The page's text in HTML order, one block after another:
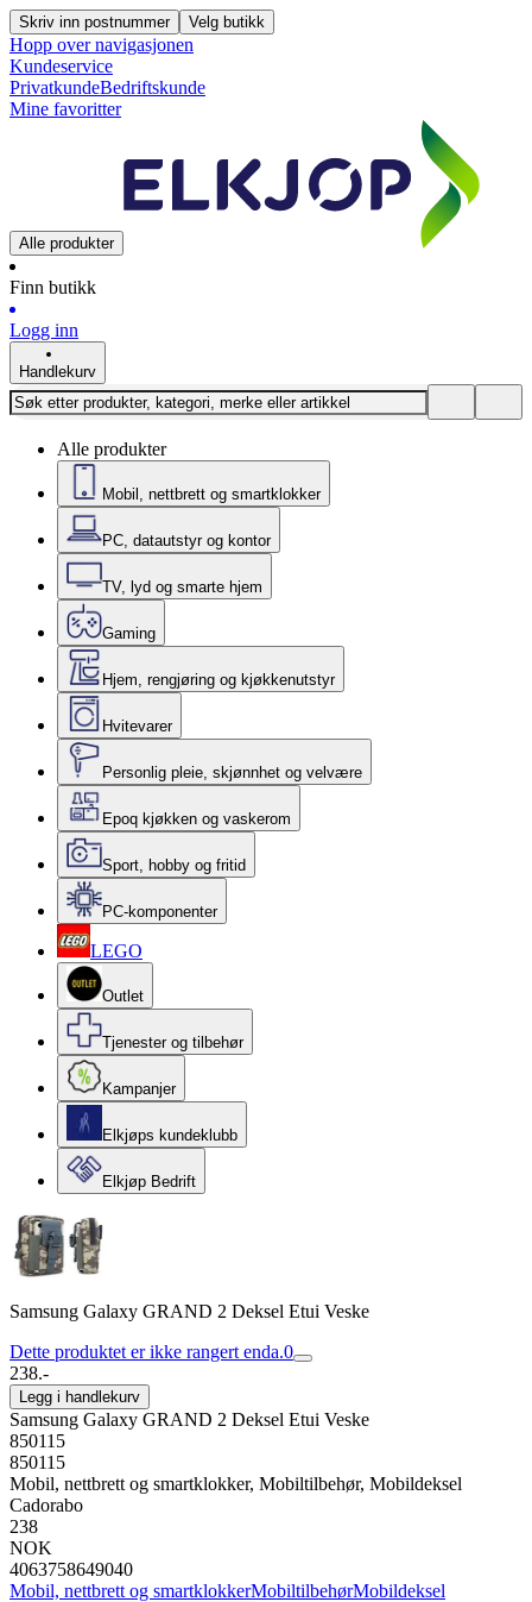
Skriv inn postnummer Velg butikk
Hopp over navigasjonen
Kundeservice
PrivatkundeBedriftskunde
Mine favoritter
Alle produkter
Finn butikk
Logg inn
Handlekurv
Alle produkter
Mobil, nettbrett og smartklokker
PC, datautstyr og kontor
TV, lyd og smarte hjem
Gaming
Hjem, rengjøring og kjøkkenutstyr
Hvitevarer
Personlig pleie, skjønnhet og velvære
Epoq kjøkken og vaskerom
Sport, hobby og fritid
PC-komponenter
LEGO
Outlet
Tjenester og tilbehør
Kampanjer
Elkjøps kundeklubb
Elkjøp Bedrift
Samsung Galaxy GRAND 2 Deksel Etui Veske
Dette produktet er ikke rangert enda.0
238.-
Legg i handlekurv
Samsung Galaxy GRAND 2 Deksel Etui Veske
850115
850115
Mobil, nettbrett og smartklokker, Mobiltilbehør, Mobildeksel
Cadorabo
238
NOK
4063758649040
Mobil, nettbrett og smartklokkerMobiltilbehørMobildeksel